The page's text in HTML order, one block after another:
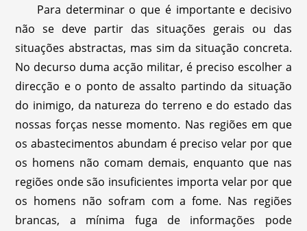
Para determinar o que é importante e decisivo
não se deve partir das situações gerais ou das
situações abstractas, mas sim da situação concreta.
No decurso duma acção militar, é preciso escolher a
direcção e o ponto de assalto partindo da situação
do inimigo, da natureza do terreno e do estado das
nossas forças nesse momento. Nas regiões em que
os abastecimentos abundam é preciso velar por que
os homens não comam demais, enquanto que nas
regiões onde são insuficientes importa velar por que
os homens não sofram com a fome. Nas regiões
brancas, a mínima fuga de informações pode